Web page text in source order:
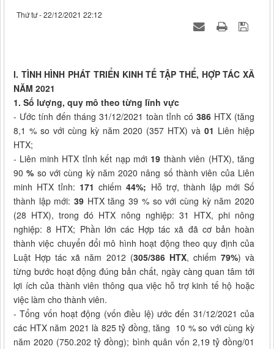
Thứ tư - 22/12/2021 22:12
I. TÌNH HÌNH PHÁT TRIỂN KINH TẾ TẬP THỂ, HỢP TÁC XÃ
NĂM 2021
1. Số lượng, quy mô theo từng lĩnh vực
- Ước tính đến tháng 31/12/2021 toàn tỉnh có 386 HTX (tăng
8,1 % so với cùng kỳ năm 2020 (357 HTX) và01 Liên hiệp
HTX;
- Liên minh HTX tỉnh kết nạp mới 19 thành viên (HTX), tăng
90 % so với cùng kỳ năm 2020 nâng số thành viên của Liên
minh HTX tỉnh: 171 chiếm44%; Hỗ trợ, thành lập mới Số
thành lập mới:39 HTX tăng 39 % so với cùng kỳ năm 2020
(28 HTX), trong đó HTX nông nghiệp: 31 HTX, phi nông
nghiệp: 8 HTX; Phần lớn các Hợp tác xã đã cơ bản hoàn
thành việc chuyển đổi mô hình hoạt động theo quy định của
Luật Hợp tác xã năm 2012 (305/386 HTX, chiếm 79%) và
từng bước hoạt động đúng bản chất, ngày càng quan tâm tới
lợi ích của thành viên thông qua việc hỗ trợ kinh tế hộ hoặc
việc làm cho thành viên.
- Tổng vốn hoạt động (vốn điều lệ) ước đến 31/12/2021 của
các HTX năm 2021 là 825 tỷ đồng, tăng 10 % so với cùng kỳ
năm 2020 (750.202 tỷ đồng); bình quân vốn 2,19 tỷ đồng/01